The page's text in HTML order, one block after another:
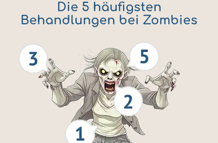
Die 5 häufigsten
Behandlungen bei Zombies